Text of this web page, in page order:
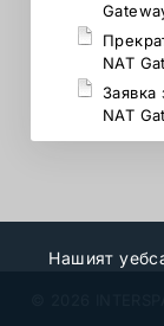
NAT
NAT
Нашият